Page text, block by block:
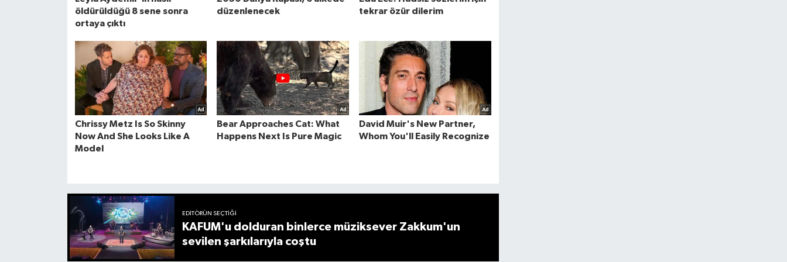
EDITÖRÜN SEÇTIĞI
KAFUM'u dolduran binlerce müziksever Zakkum'un
sevilen şarkılarıyla coştu